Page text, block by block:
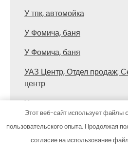
У тпк, автомойка
У Фомича, баня
У Фомича, баня
УАЗ Центр, Отдел продаж;
центр
Услада, сауна
Установка газобаллонного
Этот веб-сайт использует
пользовательского опыта. Продолжая
согласие на использование